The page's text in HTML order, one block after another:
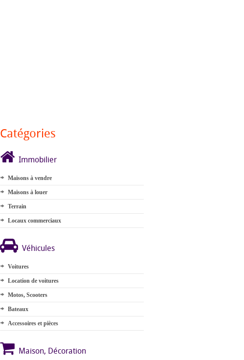
Catégories
Immobilier
Maisons à vendre
Maisons à louer
Terrain
Locaux commerciaux
Véhicules
Voitures
Location de voitures
Motos, Scooters
Bateaux
Accessoires et pièces
Maison, Décoration